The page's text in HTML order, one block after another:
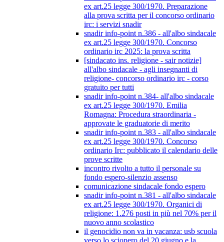
ex art.25 legge 300/1970. Preparazione
alla prova scritta per il concorso ordinario
irc: i servizi snadir
snadir info-point n.386 - all'albo sindacale
ex art.25 legge 300/1970. Concorso
ordinario irc 2025: la prova scritta
[sindacato ins. religione - sair notizie]
all'albo sindacale - agli insegnanti di
religione- concorso ordinario irc - corso
gratuito per tutti
snadir info-point n.384- all'albo sindacale
ex art.25 legge 300/1970. Emilia
Romagna: Procedura straordinaria -
approvate le graduatorie di merito
snadir info-point n.383 - all'albo sindacale
ex art.25 legge 300/1970. Concorso
ordinario Irc: pubblicato il calendario delle
prove scritte
incontro rivolto a tutto il personale su
fondo espero-silenzio assenso
comunicazione sindacale fondo espero
snadir info-point n.381 - all'albo sindacale
ex art.25 legge 300/1970. Organici di
religione: 1.276 posti in più nel 70% per il
nuovo anno scolastico
il genocidio non va in vacanza: usb scuola